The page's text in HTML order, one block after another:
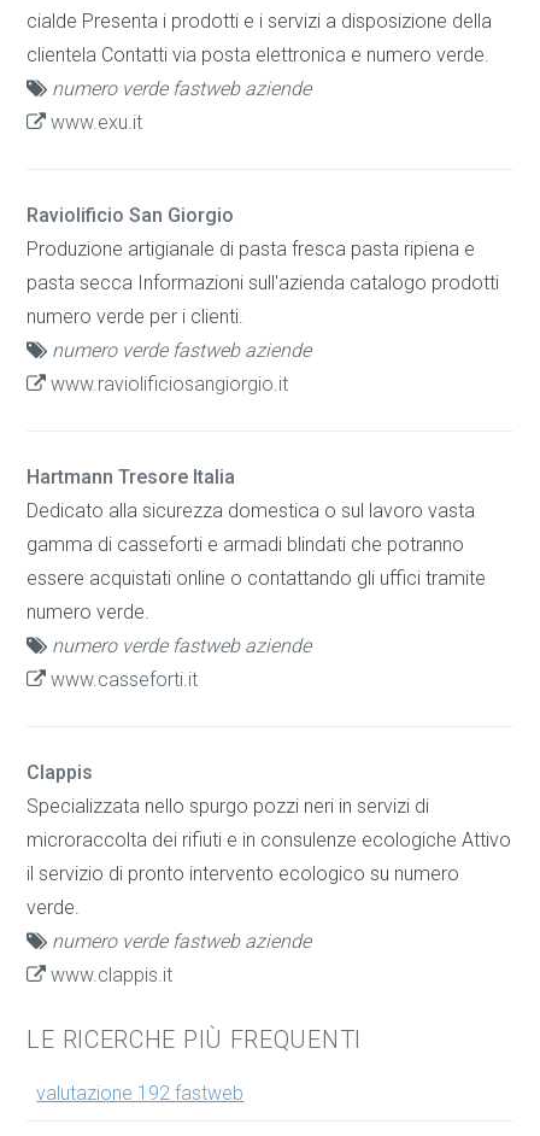
cialde Presenta i prodotti e i servizi a disposizione della
clientela Contatti via posta elettronica e numero verde.
numero verde fastweb aziende
www.exu.it
Raviolificio San Giorgio
Produzione artigianale di pasta fresca pasta ripiena e
pasta secca Informazioni sull'azienda catalogo prodotti
numero verde per i clienti.
numero verde fastweb aziende
www.raviolificiosangiorgio.it
Hartmann Tresore Italia
Dedicato alla sicurezza domestica o sul lavoro vasta
gamma di casseforti e armadi blindati che potranno
essere acquistati online o contattando gli uffici tramite
numero verde.
numero verde fastweb aziende
www.casseforti.it
Clappis
Specializzata nello spurgo pozzi neri in servizi di
microraccolta dei rifiuti e in consulenze ecologiche Attivo
il servizio di pronto intervento ecologico su numero
verde.
numero verde fastweb aziende
www.clappis.it
LE RICERCHE PIÙ FREQUENTI
valutazione 192 fastweb